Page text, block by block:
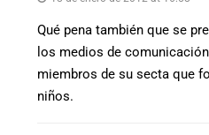
Qué pena también que se
los medios de
miembros de su secta que
niños.